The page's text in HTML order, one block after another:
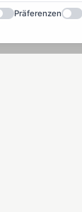
Präferenzen